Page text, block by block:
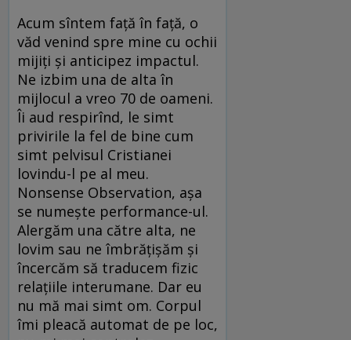
Acum sîntem față în față, o
văd venind spre mine cu ochii
mijiți și anticipez impactul.
Ne izbim una de alta în
mijlocul a vreo 70 de oameni.
Îi aud respirînd, le simt
privirile la fel de bine cum
simt pelvisul Cristianei
lovindu-l pe al meu.
Nonsense Observation, așa
se numește performance-ul.
Alergăm una către alta, ne
lovim sau ne îmbrățișăm și
încercăm să traducem fizic
relațiile interumane. Dar eu
nu mă mai simt om. Corpul
îmi pleacă automat de pe loc,